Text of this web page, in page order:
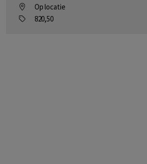
Op locatie
820,50